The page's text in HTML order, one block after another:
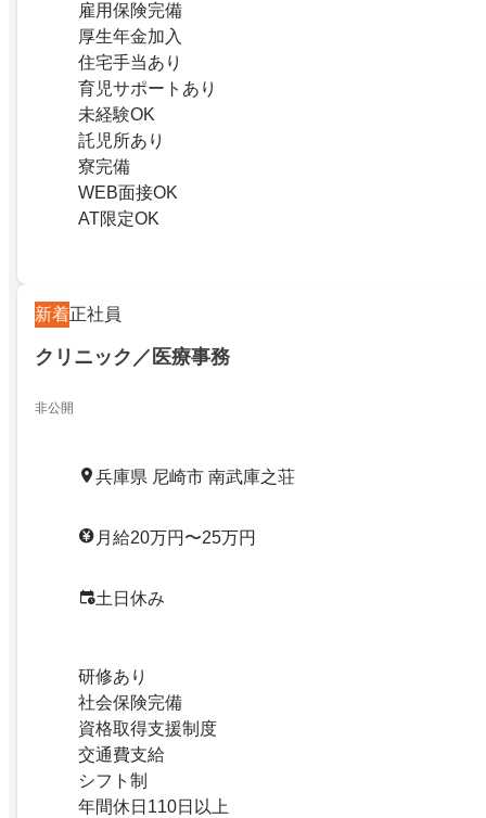
雇用保険完備
厚生年金加入
住宅手当あり
育児サポートあり
未経験OK
託児所あり
寮完備
WEB面接OK
AT限定OK
新着正社員
クリニック／医療事務
非公開
兵庫県 尼崎市 南武庫之荘
月給20万円〜25万円
土日休み
研修あり
社会保険完備
資格取得支援制度
交通費支給
シフト制
年間休日110日以上